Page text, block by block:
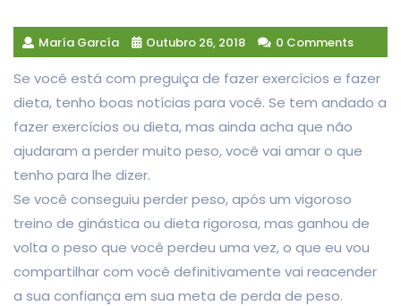
María García Outubro 26, 2018 0 Comments
Se você está com preguiça de fazer exercícios e fazer
dieta, tenho boas notícias para você. Se tem andado a
fazer exercícios ou dieta, mas ainda acha que não
ajudaram a perder muito peso, você vai amar o que
tenho para lhe dizer.
Se você conseguiu perder peso, após um vigoroso
treino de ginástica ou dieta rigorosa, mas ganhou de
volta o peso que você perdeu uma vez, o que eu vou
compartilhar com você definitivamente vai reacender
a sua confiança em sua meta de perda de peso.